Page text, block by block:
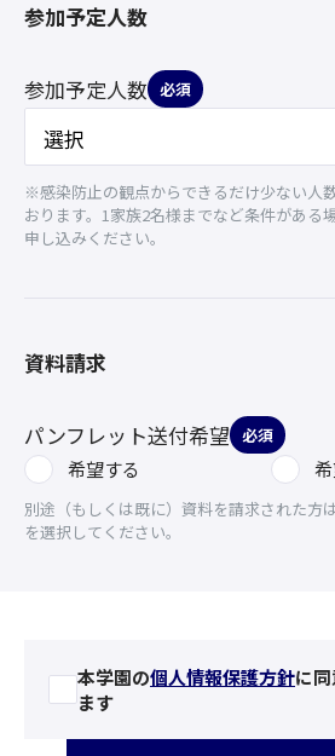
参加予定人数
参加予定人数 必須
※感染防止の観点からできるだけ少ない人
おります。1家族2名様までなど条件がある
申し込みください。
資料請求
パンフレット送付希望 必須
希望する
別途（もしくは既に）資料を請求された方
を選択してください。
本学園の個人情報保護方針に
ます